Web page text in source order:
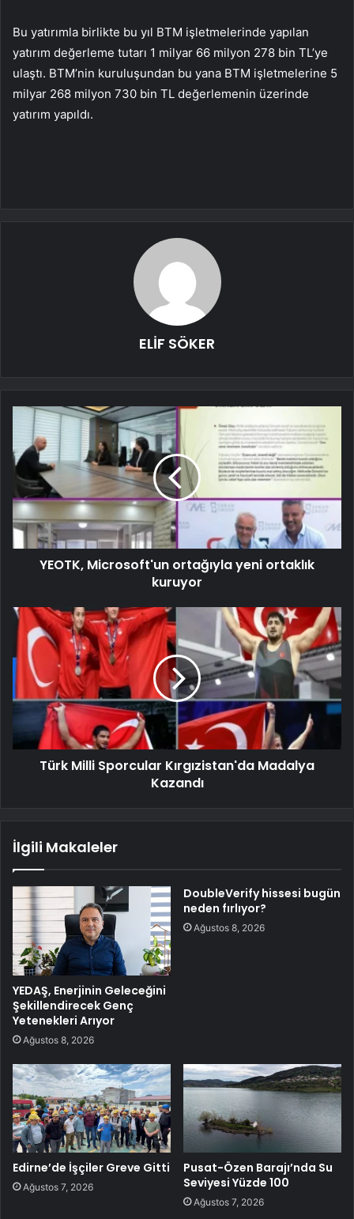
Bu yatırımla birlikte bu yıl BTM işletmelerinde yapılan
yatırım değerleme tutarı 1 milyar 66 milyon 278 bin TL’ye
ulaştı. BTM’nin kuruluşundan bu yana BTM işletmelerine 5
milyar 268 milyon 730 bin TL değerlemenin üzerinde
yatırım yapıldı.
ELİF SÖKER
YEOTK, Microsoft'un ortağıyla yeni ortaklık
kuruyor
Türk Milli Sporcular Kırgızistan'da Madalya
Kazandı
İlgili Makaleler
YEDAŞ, Enerjinin Geleceğini
Şekillendirecek Genç
Yetenekleri Arıyor
Ağustos 8, 2026
DoubleVerify hissesi bugün
neden fırlıyor?
Ağustos 8, 2026
Edirne’de İşçiler Greve Gitti
Ağustos 7, 2026
Pusat-Özen Barajı’nda Su
Seviyesi Yüzde 100
Ağustos 7, 2026